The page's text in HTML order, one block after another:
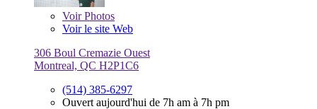
VoirPhotos
Voir le site Web
306 Boul Cremazie Ouest
Montreal, QC H2P1C6
(514) 385-6297
Ouvert aujourd'hui de 7h am à 7h pm